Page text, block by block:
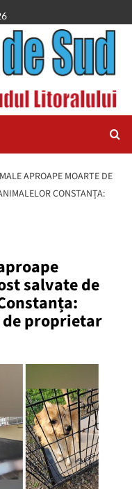
APROAPE MOARTE DE
CONSTANȚA:
salvate de
de proprietar